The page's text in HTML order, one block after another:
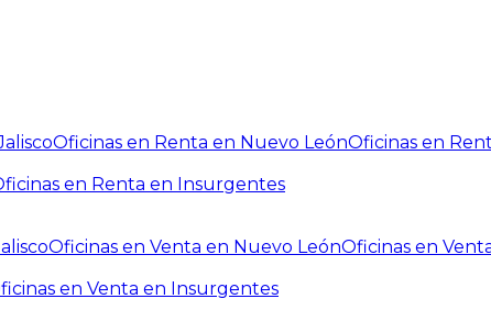
Oficinas en Renta en Nuevo LeónOficinas en
en Renta en Insurgentes
Oficinas en Venta en Nuevo LeónOficinas en
en Venta en Insurgentes